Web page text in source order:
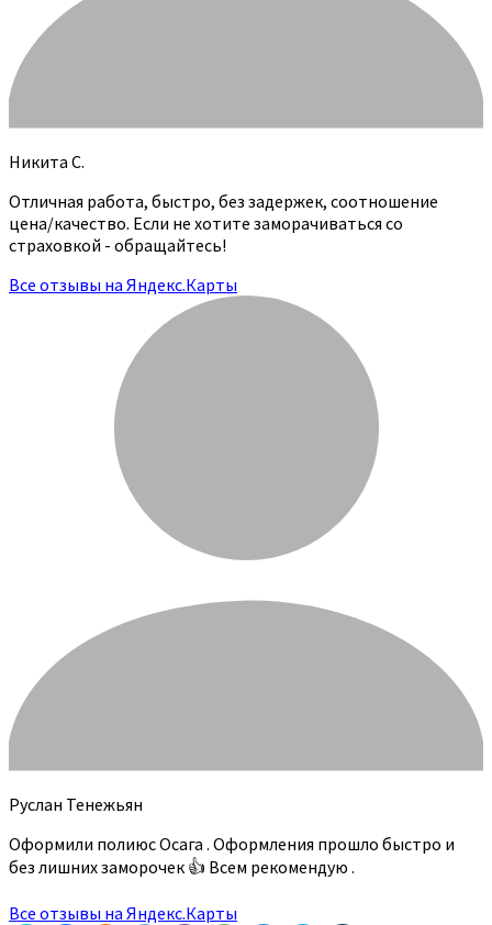
Никита С.
Отличная работа, быстро, без задержек, соотношение
цена/качество. Если не хотите заморачиваться со
страховкой - обращайтесь!
Все отзывы на Яндекс.Карты
Руслан Тенежьян
Оформили полиюс Осага . Оформления прошло быстро и
без лишних заморочек 👍 Всем рекомендую .
Все отзывы на Яндекс.Карты